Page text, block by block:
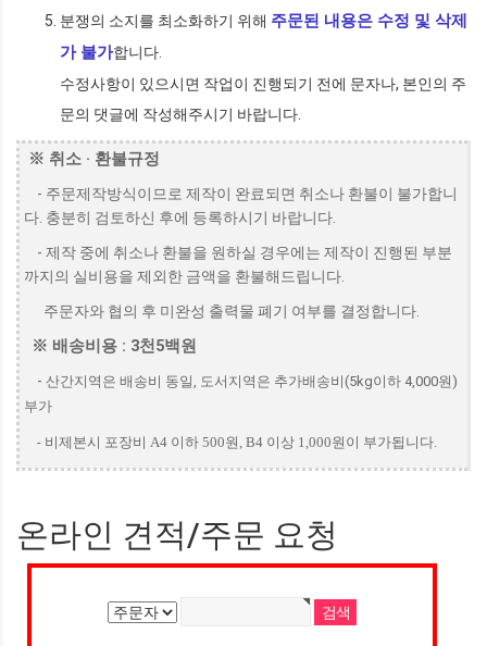
분쟁의 소지를 최소화하기 위해 주문된 내용은 수정 및 삭제
가 불가합니다.
수정사항이 있으시면 작업이 진행되기 전에 문자나, 본인의 주
문의 댓글에 작성해주시기 바랍니다.
※ 취소 · 환불규정
- 주문제작방식이므로 제작이 완료되면 취소나 환불이 불가합니
다. 충분히 검토하신 후에 등록하시기 바랍니다.
- 제작 중에 취소나 환불을 원하실 경우에는 제작이 진행된 부분
까지의 실비용을 제외한 금액을 환불해드립니다.
주문자와 협의 후 미완성 출력물 폐기 여부를 결정합니다.
※ 배송비용 : 3천5백원
- 산간지역은 배송비 동일, 도서지역은 추가배송비(5kg이하 4,000원)
부가
- 비제본시 포장비 A4 이하 500원, B4 이상 1,000원이 부가됩니다.
온라인 견적/주문 요청